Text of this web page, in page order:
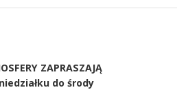
ZAPRASZAJĄ
do środy